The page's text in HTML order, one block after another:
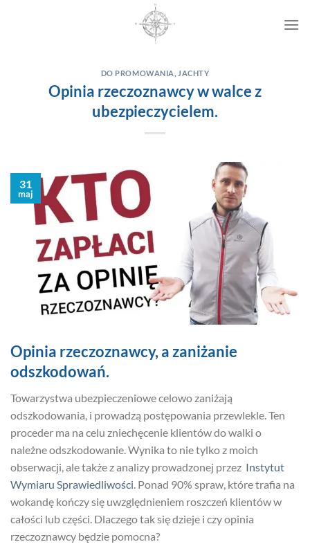
DO PROMOWANIA JACHTY
Opinia rzeczoznawcy w walce z
ubezpieczycielem.
31
maj
Opinia rzeczoznawcy, a zaniżanie
odszkodowań.
Towarzystwa ubezpieczeniowe celowo zaniżają
odszkodowania, i prowadzą postępowania przewlekle. Ten
proceder ma na celu zniechęcenie klientów do walki o
należne odszkodowanie. Wynika to nie tylko z moich
obserwacji, ale także z analizy prowadzonej przez Instytut
Wymiaru Sprawiedliwości. Ponad 90% spraw, które trafia na
wokandę kończy się uwzględnieniem roszczeń klientów w
całości lub części. Dlaczego tak się dzieje i czy opinia
rzeczoznawcy będzie pomocna?